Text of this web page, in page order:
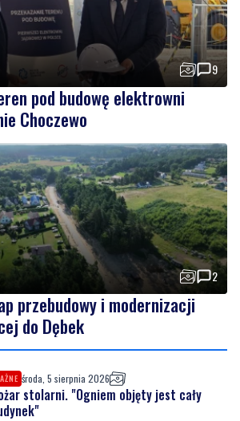
9
pod budowę elektrowni
Choczewo
2
przebudowy i modernizacji
do Dębek
środa, 5 sierpnia 2026
stolarni. "Ogniem objęty jest cały